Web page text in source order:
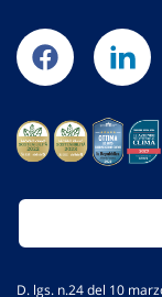
D. lgs. n.24 del 10